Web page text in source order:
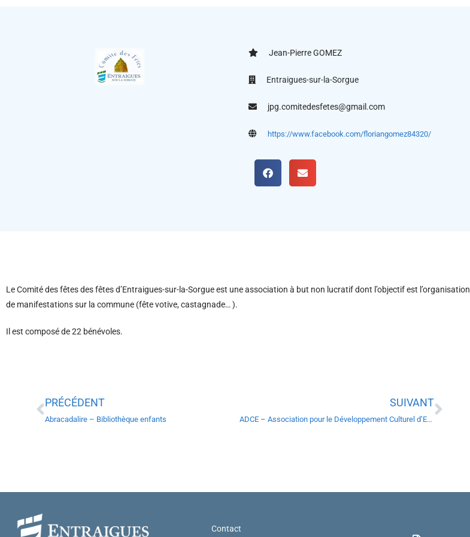
Jean-Pierre GOMEZ
Entraigues-sur-la-Sorgue
jpg.comitedesfetes@gmail.com
https://www.facebook.com/floriangomez84320/
Le Comité des fêtes des fêtes d’Entraigues-sur-la-Sorgue est une association à but non lucratif dont l’objectif est l’organisation
de manifestations sur la commune (fête votive, castagnade… ).
Il est composé de 22 bénévoles.
PRÉCÉDENT
Abracadalire – Bibliothèque enfants
SUIVANT
ADCE – Association pour le Développement Culturel d’Entraigues
Contact